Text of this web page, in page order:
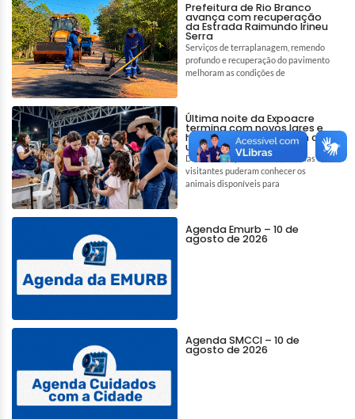
Prefeitura de Rio Branco
avança com recuperação
da Estrada Raimundo Irineu
Serra
Serviços de terraplanagem, remendo
profundo e recuperação do pavimento
melhoram as condições de
Última noite da Expoacre
termina com novos lares e
histórias que começam com
um gesto de amor
Durante a Expoacre 2026, famílias e
visitantes puderam conhecer os
animais disponíveis para
Agenda Emurb – 10 de
agosto de 2026
Agenda SMCCI – 10 de
agosto de 2026